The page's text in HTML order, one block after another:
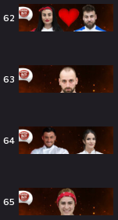
62
63
64
65
08:16